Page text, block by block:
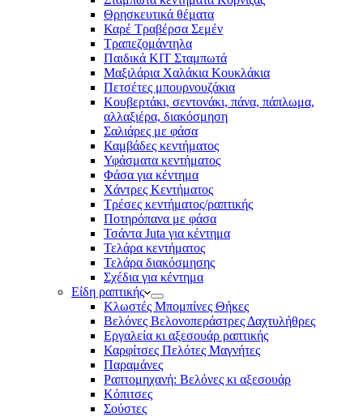
Θρησκευτικά θέματα
Καρέ Τραβέρσα Σεμέν
Τραπεζομάντηλα
Παιδικά KIT Σταμπωτά
Μαξιλάρια Χαλάκια Κουκλάκια
Πετσέτες μπουρνουζάκια
Κουβερτάκι, σεντονάκι, πάνα, πάπλωμα,
αλλαξιέρα, διακόσμηση
Σαλιάρες με φάσα
Καμβάδες κεντήματος
Υφάσματα κεντήματος
Φάσα για κέντημα
Χάντρες Κεντήματος
Τρέσες κεντήματος/ραπτικής
Ποτηρόπανα με φάσα
Τσάντα Juta για κέντημα
Τελάρα κεντήματος
Τελάρα διακόσμησης
Σχέδια για κέντημα
Είδη ραπτικής
Κλωστές Μπομπίνες Θήκες
Βελόνες Βελονοπεράστρες Δαχτυλήθρες
Εργαλεία κι αξεσουάρ ραπτικής
Καρφίτσες Πελότες Μαγνήτες
Παραμάνες
Ραπτομηχανή: Βελόνες κι αξεσουάρ
Κόπιτσες
Σούστες